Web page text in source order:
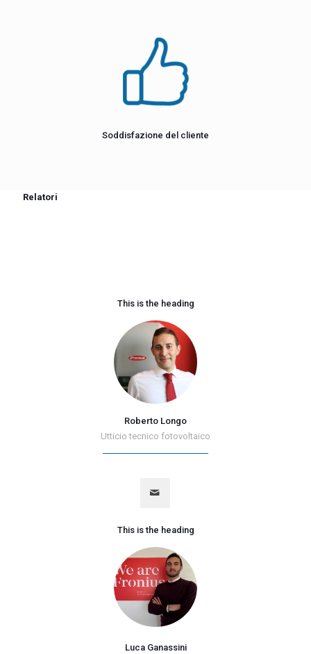
Soddisfazione del cliente
Relatori
This is the heading
Roberto Longo
Utticio tecnico fotovoltaico
This is the heading
Luca Ganassini